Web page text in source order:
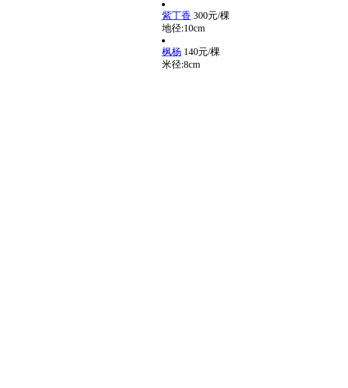
紫丁香 300元/棵
地径:10cm
枫杨 140元/棵
米径:8cm